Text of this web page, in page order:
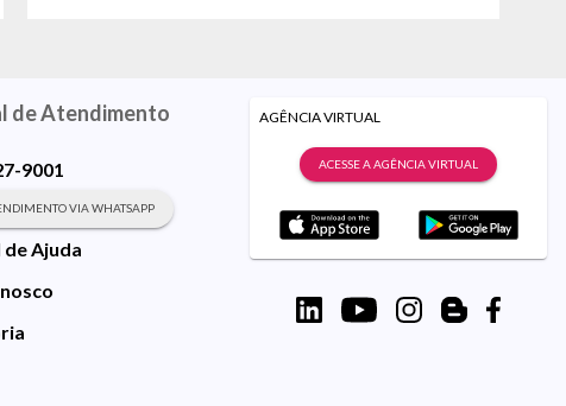
de Atendimento
9001
VIA WHATSAPP
Ajuda
AGÊNCIA VIRTUAL
ACESSE A AGÊNCIA VIRTUAL